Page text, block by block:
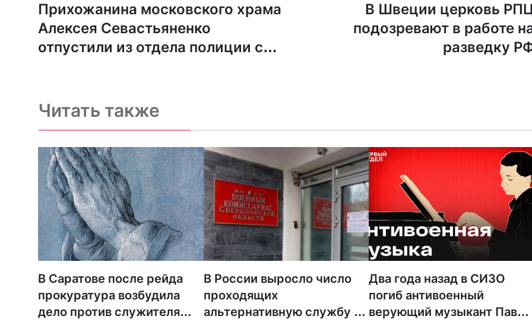
Прихожанина московского храма
Алексея Севастьяненко
отпустили из отдела полиции с
В Швеции церковь
подозревают в работе
разведку
Читать также
В Саратове после рейда
прокуратура возбудила
дело против служителя
В России выросло число
проходящих
альтернативную службу —
Два года назад в СИЗО
погиб антивоенный
верующий музыкант Павел